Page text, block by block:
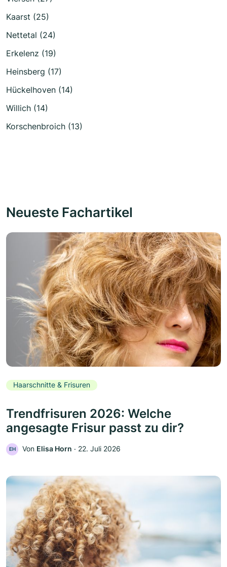
Kaarst (25)
Nettetal (24)
Erkelenz (19)
Heinsberg (17)
Hückelhoven (14)
Willich (14)
Korschenbroich (13)
Neueste Fachartikel
Haarschnitte & Frisuren
Trendfrisuren 2026: Welche
angesagte Frisur passt zu dir?
EH Von Elisa Horn ‧ 22. Juli 2026